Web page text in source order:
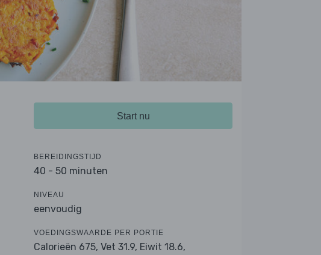
Start nu
BEREIDINGSTIJD
40 - 50 minuten
NIVEAU
eenvoudig
VOEDINGSWAARDE PER PORTIE
Calorieën 675, Vet 31.9, Eiwit 18.6,